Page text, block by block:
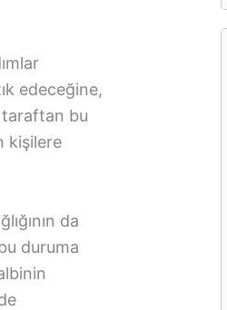
edeceğine,
taraftan bu
kişilere
da
duruma